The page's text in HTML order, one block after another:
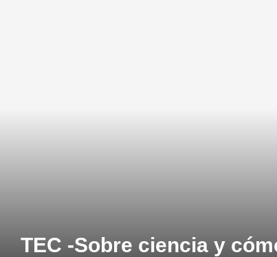
TEC -Sobre ciencia y